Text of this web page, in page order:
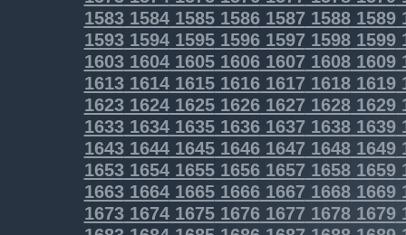
1583158415851586158715881589
1593159415951596159715981599
1603160416051606160716081609
1613161416151616161716181619
1623162416251626162716281629
1633163416351636163716381639
1643164416451646164716481649
1653165416551656165716581659
1663166416651666166716681669
1673167416751676167716781679